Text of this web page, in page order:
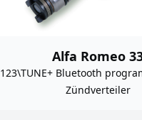
Alfa Romeo
123\TUNE+ Bluetooth
Zündverteiler